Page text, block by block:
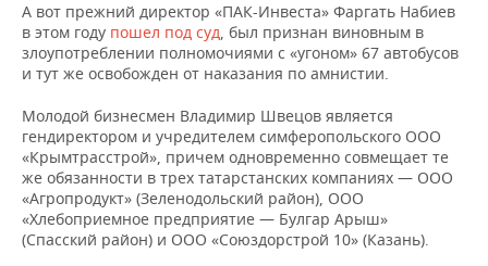
А вот прежний директор «ПАК-Инвеста» Фаргать Набиев
в этом году пошел под суд, был признан виновным в
злоупотреблении полномочиями с «угоном» 67 автобусов
и тут же освобожден от наказания по амнистии.
Молодой бизнесмен Владимир Швецов является
гендиректором и учредителем симферопольского ООО
«Крымтрасстрой», причем одновременно совмещает те
же обязанности в трех татарстанских компаниях — ООО
«Агропродукт» (Зеленодольский район), ООО
«Хлебоприемное предприятие — Булгар Арыш»
(Спасский район) и ООО «Союздорстрой 10» (Казань).